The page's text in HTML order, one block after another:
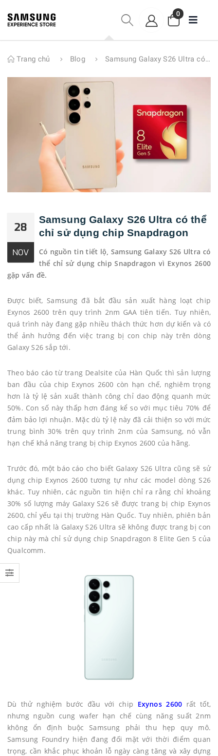
0
Trang chủ Blog Samsung Galaxy S26 Ultra có thể chỉ sử dụng chip Snapdragon
28
NOV
Samsung Galaxy S26 Ultra có thể
chỉ sử dụng chip Snapdragon
Có nguồn tin tiết lộ, Samsung Galaxy S26 Ultra có
thể chỉ sử dụng chip Snapdragon vì Exynos 2600
gặp vấn đề.
Được biết, Samsung đã bắt đầu sản xuất hàng loạt chip
Exynos 2600 trên quy trình 2nm GAA tiên tiến. Tuy nhiên,
quá trình này đang gặp nhiều thách thức hơn dự kiến và có
thể ảnh hưởng đến việc trang bị con chip này trên dòng
Galaxy S26 sắp tới.
Theo báo cáo từ trang Dealsite của Hàn Quốc thì sản lượng
ban đầu của chip Exynos 2600 còn hạn chế, nghiêm trọng
hơn là tỷ lệ sản xuất thành công chỉ dao động quanh mức
50%. Con số này thấp hơn đáng kể so với mục tiêu 70% để
đảm bảo lợi nhuận. Mặc dù tỷ lệ này đã cải thiện so với mức
trung bình 30% trên quy trình 2nm của Samsung, nó vẫn
hạn chế khả năng trang bị chip Exynos 2600 của hãng.
Trước đó, một báo cáo cho biết Galaxy S26 Ultra cũng sẽ sử
dụng chip Exynos 2600 tương tự như các model dòng S26
khác. Tuy nhiên, các nguồn tin hiện chỉ ra rằng chỉ khoảng
30% số lượng máy Galaxy S26 sẽ được trang bị chip Exynos
2600, chỉ yếu tại thị trường Hàn Quốc. Tuy nhiên, phiên bản
cao cấp nhất là Galaxy S26 Ultra sẽ không được trang bị con
chip này mà chỉ sử dụng chip Snapdragon 8 Elite Gen 5 của
Qualcomm.
Dù thử nghiệm bước đầu với chip Exynos 2600 rất tốt,
nhưng nguồn cung wafer hạn chế cùng năng suất 2nm
không ổn định buộc Samsung phải thu hẹp quy mô.
Samsung Foundry hiện đang đối mặt với thời điểm quan
trọng, cần khắc phục khoản lỗ ngày càng tăng và xây dựng